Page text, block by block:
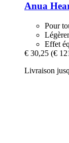
Anua
Pour
Effet
€ 30,25 (€
Livraison